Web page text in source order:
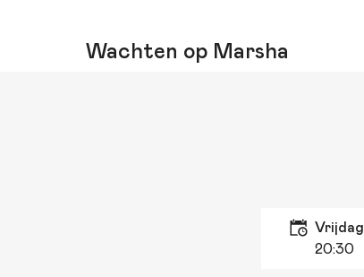
Wachten op Marsha
20:30